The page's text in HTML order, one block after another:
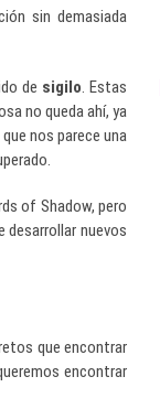
sin demasiada
de sigilo. Estas
no queda ahí, ya
nos parece una
of Shadow, pero
desarrollar nuevos
que encontrar
encontrar